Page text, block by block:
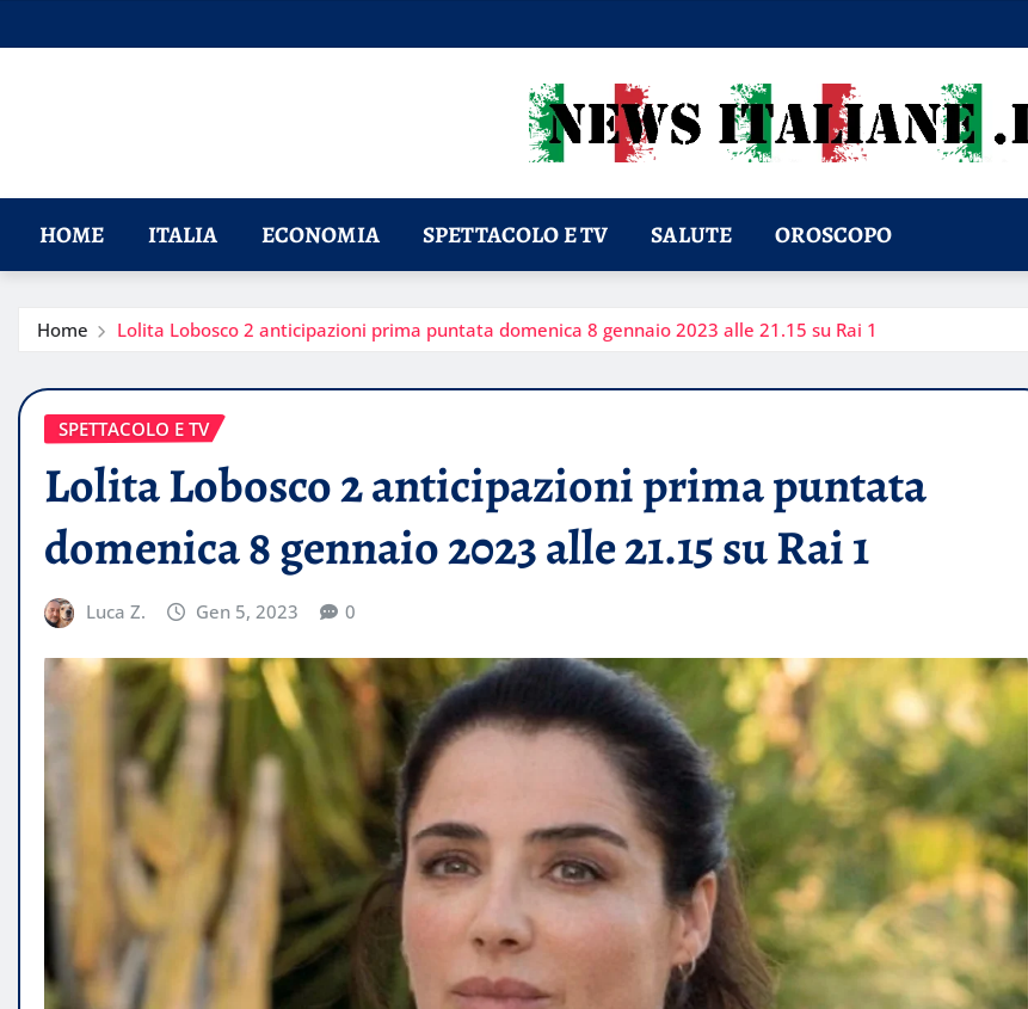
to
HOME ITALIA ECONOMIA SPETTACOLO E TV SALUTE OROSCOPO
Home Lolita Lobosco 2 anticipazioni prima puntata domenica 8 gennaio 2023 alle 21.15 su Rai 1
SPETTACOLO E TV
Lolita Lobosco 2 anticipazioni prima puntata
domenica 8 gennaio 2023 alle 21.15 su Rai 1
Luca Z. Gen 5, 2023 0